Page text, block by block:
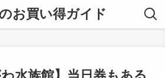
お買い得ガイド